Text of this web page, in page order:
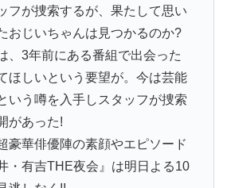
フが捜索するが、果たして思い
おじいちゃんは見つかるのか?
、3年前にある番組で出会った
ほしいという要望が。今は芸能
いう噂を入手しスタッフが捜索
があった!
豪華俳優陣の素顔やエピソード
・有吉THE夜会』は明日よる10